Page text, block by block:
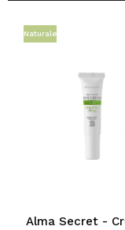
Naturale
Alma Secret -